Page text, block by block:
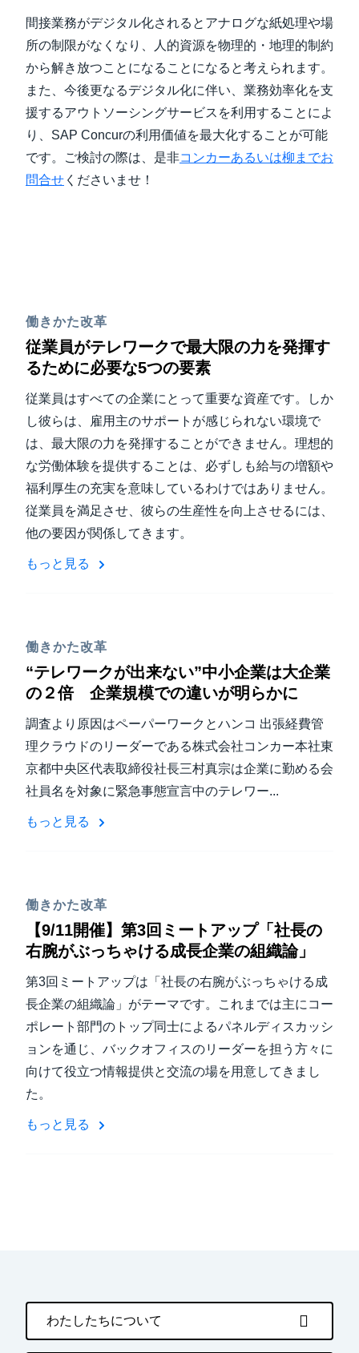
間接業務がデジタル化されるとアナログな紙処理や場
所の制限がなくなり、人的資源を物理的・地理的制約
から解き放つことになることになると考えられます。
また、今後更なるデジタル化に伴い、業務効率化を支
援するアウトソーシングサービスを利用することによ
り、SAP Concurの利用価値を最大化することが可能
です。ご検討の際は、是非コンカーあるいは柳までお
問合せ くださいませ！
働きかた改革
従業員がテレワークで最大限の力を発揮す
るために必要な5つの要素
従業員はすべての企業にとって重要な資産です。しか
し彼らは、雇用主のサポートが感じられない環境で
は、最大限の力を発揮することができません。理想的
な労働体験を提供することは、必ずしも給与の増額や
福利厚生の充実を意味しているわけではありません。
従業員を満足させ、彼らの生産性を向上させるには、
他の要因が関係してきます。
もっと見る
働きかた改革
“テレワークが出来ない”中小企業は大企業
の２倍 企業規模での違いが明らかに
調査より原因はペーパーワークとハンコ 出張経費管
理クラウドのリーダーである株式会社コンカー本社東
京都中央区代表取締役社長三村真宗は企業に勤める会
社員名を対象に緊急事態宣言中のテレワー...
もっと見る
働きかた改革
【9/11開催】第3回ミートアップ「社長の
右腕がぶっちゃける成長企業の組織論」
第3回ミートアップは「社長の右腕がぶっちゃける成
長企業の組織論」がテーマです。これまでは主にコー
ポレート部門のトップ同士によるパネルディスカッシ
ョンを通じ、バックオフィスのリーダーを担う方々に
向けて役立つ情報提供と交流の場を用意してきまし
た。
もっと見る
わたしたちについて